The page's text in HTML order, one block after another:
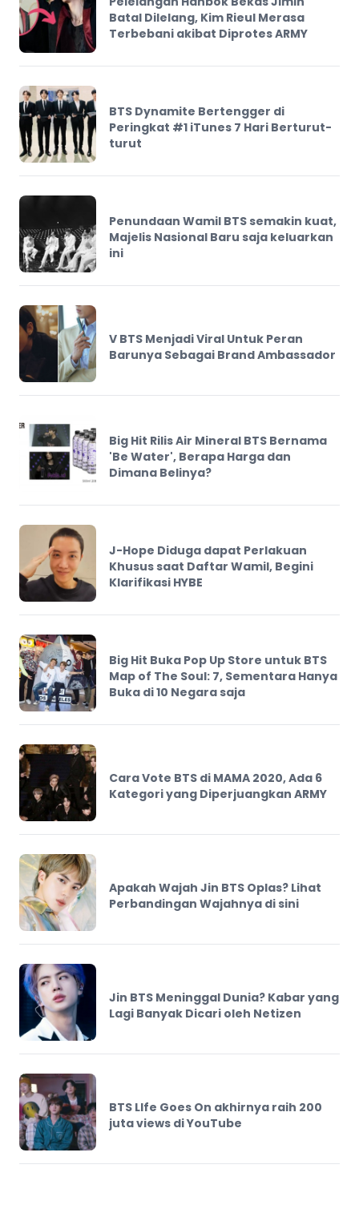
Batal Dilelang, Kim Rieul Merasa
Terbebani akibat Diprotes ARMY
BTS Dynamite Bertengger di
Peringkat #1 iTunes 7 Hari Berturut-
turut
Penundaan Wamil BTS semakin kuat,
Majelis Nasional Baru saja keluarkan
ini
V BTS Menjadi Viral Untuk Peran
Barunya Sebagai Brand Ambassador
Big Hit Rilis Air Mineral BTS Bernama
'Be Water', Berapa Harga dan
Dimana Belinya?
J-Hope Diduga dapat Perlakuan
Khusus saat Daftar Wamil, Begini
Klarifikasi HYBE
Big Hit Buka Pop Up Store untuk BTS
Map of The Soul: 7, Sementara Hanya
Buka di 10 Negara saja
Cara Vote BTS di MAMA 2020, Ada 6
Kategori yang Diperjuangkan ARMY
Apakah Wajah Jin BTS Oplas? Lihat
Perbandingan Wajahnya di sini
Jin BTS Meninggal Dunia? Kabar yang
Lagi Banyak Dicari oleh Netizen
BTS LIfe Goes On akhirnya raih 200
juta views di YouTube